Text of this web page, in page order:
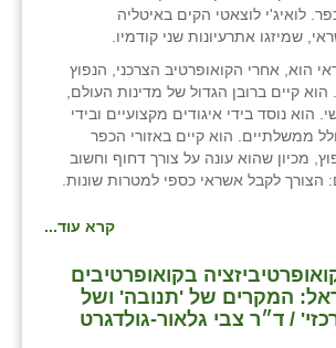
לואיג'י לוצאטי הקים באיטליה
שמיזגו אתרעיונות שני קודמיו.
הוא, אחרי הקואופרטיב הצרכני, הנפוץ
הוא קיים ברובן הגדול של מדינות העולם,
הוא נוסד בידי איגודים מקצועיים ובידי
ממשלתיים. הוא קיים באזורי הכפר
מכיון שהוא עונה על צורך דחוף וחשוב
הצורך לקבל אשראי כספי למטרות שונות.
קרא עוד...
בקואופרטיבים
המקרים של 'תנובה' ושל
/ ד״ר צבי גלאור-גולדגרט